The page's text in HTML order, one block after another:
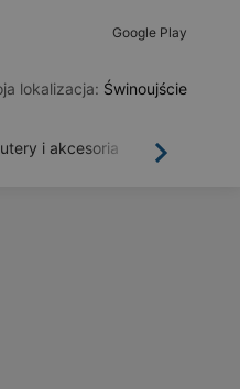
Google Play
lokalizacja: Świnoujście
Dalej
i akcesoria